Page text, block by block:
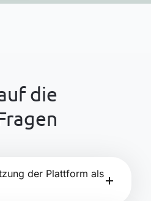
die
der Plattform als